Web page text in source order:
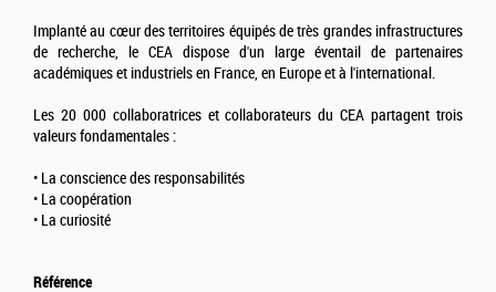
Implanté au cœur des territoires équipés de très grandes infrastructures
de recherche, le CEA dispose d'un large éventail de partenaires
académiques et industriels en France, en Europe et à l'international.
Les 20 000 collaboratrices et collaborateurs du CEA partagent trois
valeurs fondamentales :
• La conscience des responsabilités
• La coopération
• La curiosité
Référence